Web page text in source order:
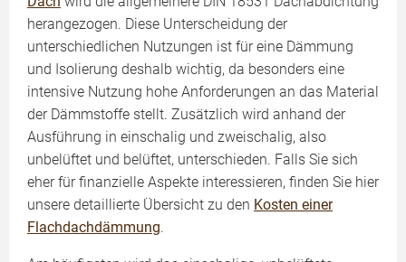
herangezogen. Diese Unterscheidung der
unterschiedlichen Nutzungen ist für eine Dämmung
und Isolierung deshalb wichtig, da besonders eine
intensive Nutzung hohe Anforderungen an das Material
der Dämmstoffe stellt. Zusätzlich wird anhand der
Ausführung in einschalig und zweischalig, also
unbelüftet und belüftet, unterschieden. Falls Sie sich
eher für finanzielle Aspekte interessieren, finden Sie hier
unsere detaillierte Übersicht zu den Kosten einer
Flachdachdämmung.